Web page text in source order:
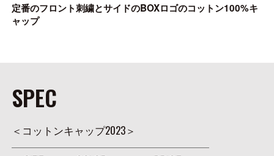
CUSTOMER
MAJOR CRAFT FACTORY
定番のフロント刺繍とサイドのBOXロゴのコットン100%キ
ャップ
SPEC
＜コットンキャップ2023＞